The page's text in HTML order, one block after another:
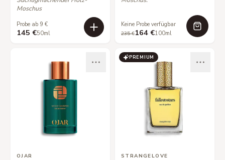
Moschus
Probe ab 9 €
145 €50ml
Keine Probe verfügbar
235 €164 €100ml
OJAR
PREMIUM
STRANGELOVE